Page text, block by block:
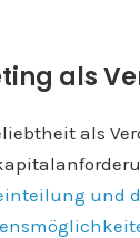
als
als
und